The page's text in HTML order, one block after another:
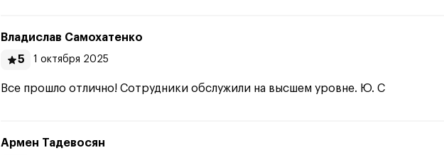
Владислав Самохатенко
5
1 октября 2025
Все прошло отлично! Сотрудники обслужили на высшем уровне. Ю. С
Армен Тадевосян